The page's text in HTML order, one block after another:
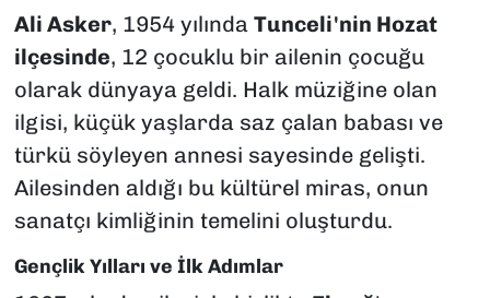
Ali Asker, 1954 yılında Tunceli'nin Hozat
ilçesinde, 12 çocuklu bir ailenin çocuğu
olarak dünyaya geldi. Halk müziğine olan
ilgisi, küçük yaşlarda saz çalan babası ve
türkü söyleyen annesi sayesinde gelişti.
Ailesinden aldığı bu kültürel miras, onun
sanatçı kimliğinin temelini oluşturdu.
Gençlik Yılları ve İlk Adımlar